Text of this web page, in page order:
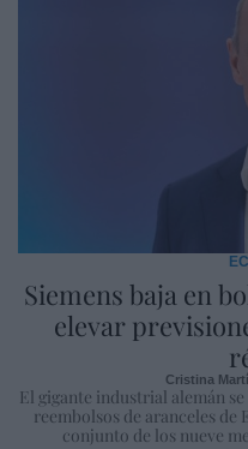
Siemens baja en
elevar
Cristina
El gigante industrial alemán
reembolsos de aranceles
conjunto de los nueve